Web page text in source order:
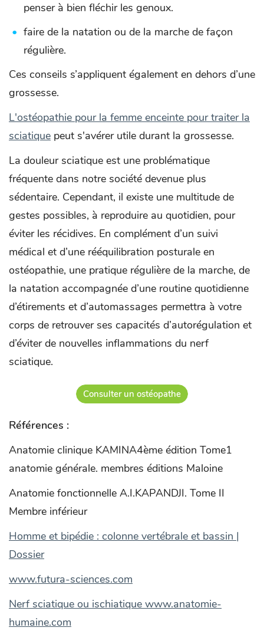
penser à bien fléchir les genoux.
faire de la natation ou de la marche de façon
régulière.
Ces conseils s’appliquent également en dehors d’une
grossesse.
L'ostéopathie pour la femme enceinte pour traiter la
sciatique peut s'avérer utile durant la grossesse.
La douleur sciatique est une problématique
fréquente dans notre société devenue plus
sédentaire. Cependant, il existe une multitude de
gestes possibles, à reproduire au quotidien, pour
éviter les récidives. En complément d’un suivi
médical et d’une rééquilibration posturale en
ostéopathie, une pratique régulière de la marche, de
la natation accompagnée d’une routine quotidienne
d’étirements et d’automassages permettra à votre
corps de retrouver ses capacités d’autorégulation et
d’éviter de nouvelles inflammations du nerf
sciatique.
Consulter un ostéopathe
Références :
Anatomie clinique KAMINA4ème édition Tome1
anatomie générale. membres éditions Maloine
Anatomie fonctionnelle A.I.KAPANDJI. Tome II
Membre inférieur
Homme et bipédie : colonne vertébrale et bassin |
Dossier
www.futura-sciences.com
Nerf sciatique ou ischiatique www.anatomie-
humaine.com